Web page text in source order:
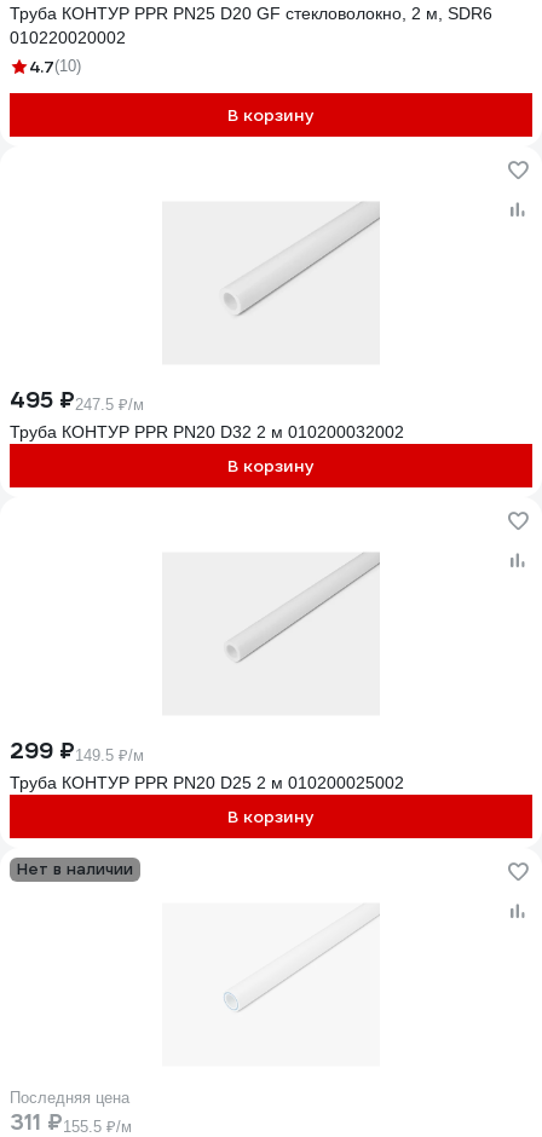
Труба КОНТУР PPR PN25 D20 GF стекловолокно, 2 м, SDR6
010220020002
4.7(10)
В корзину
495 ₽247.5 ₽/м
Труба КОНТУР PPR PN20 D32 2 м 010200032002
В корзину
299 ₽149.5 ₽/м
Труба КОНТУР PPR PN20 D25 2 м 010200025002
В корзину
Нет в наличии
Последняя цена
311 ₽155.5 ₽/м